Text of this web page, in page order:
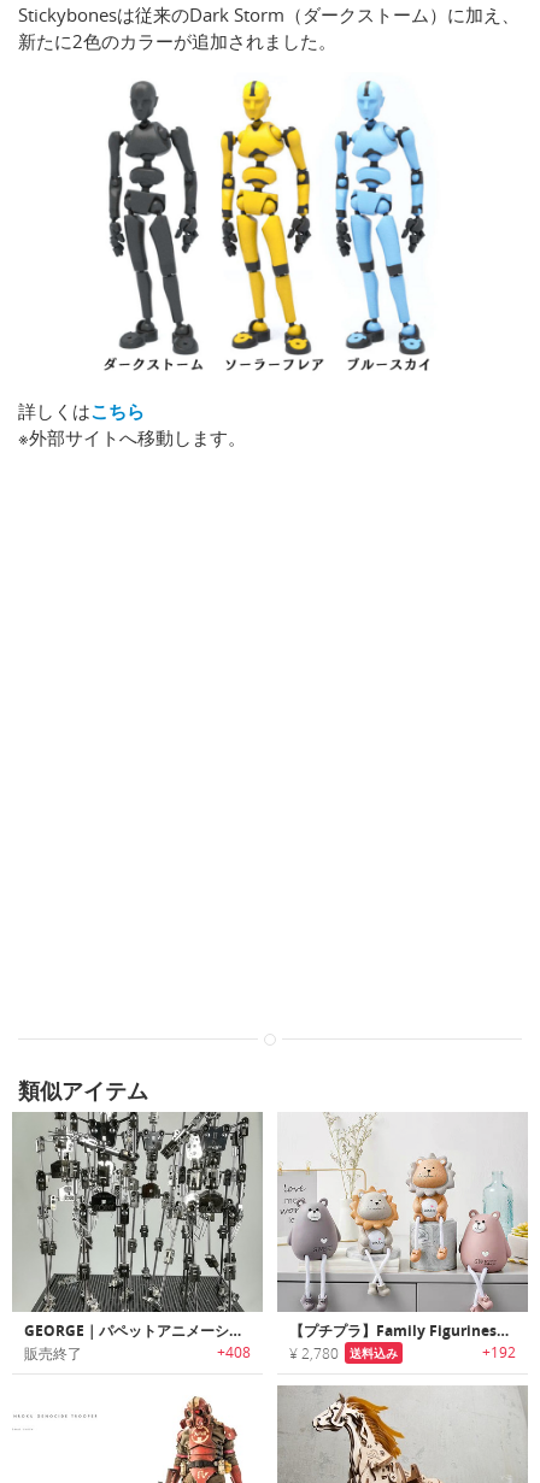
Stickybonesは従来のDark Storm（ダークストーム）に加え、
新たに2色のカラーが追加されました。
詳しくはこちら
※外部サイトへ移動します。
類似アイテム
GEORGE｜パペットアニメーション制作に最適なストップモーションアーマチュア「ジョージ」
販売終了 +408
【プチプラ】Family Figurines｜足がシュールなレジン製アニマルハンギングドール
¥ 2,780 送料込み +192